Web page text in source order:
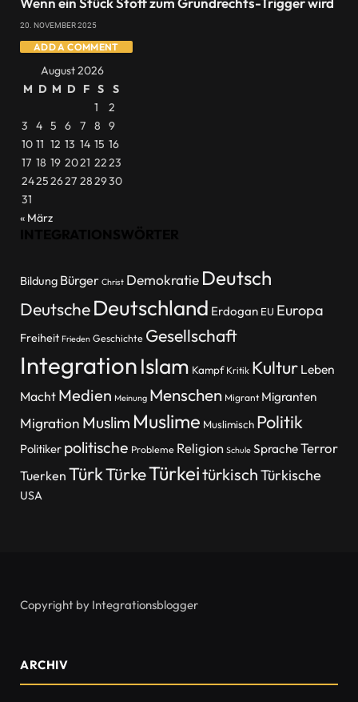
20. NOVEMBER 2025
ADD A COMMENT
August 2026
M D M D F S
S
1
2
3
4 5 6 7 8
9
10 11 12 13 14 15 16
17 18 19 2021 2223
24252627 282930
31
« März
Bildung Bürger Christ Demokratie Deutsch
DeutscheDeutschland Erdogan EU Europa
Freiheit Frieden Geschichte Gesellschaft
IntegrationIslam Kampf Kritik Kultur Leben
Macht Medien Meinung Menschen Migrant Migranten
Migration Muslim Muslime Muslimisch Politik
Politiker politische Probleme Religion Schule SpracheTerror
Tuerken TürkTürkeTürkeitürkischTürkische
USA
Copyright by Integrationsblogger
ARCHIV